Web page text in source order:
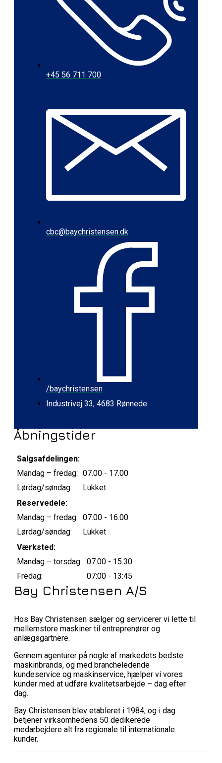
+45 56 711 700
cbc@baychristensen.dk
/baychristensen
Industrivej 33, 4683 Rønnede
Åbningstider
Salgsafdelingen:
Mandag – fredag: 07.00 - 17.00
Lørdag/søndag:
Lukket
Reservedele:
Mandag – fredag: 07.00 - 16.00
Lørdag/søndag:
Lukket
Værksted:
Mandag – torsdag: 07.00 - 15.30
Fredag:
07:00 - 13:45
Bay Christensen A/S
Hos Bay Christensen sælger og servicerer vi lette til
mellemstore maskiner til entreprenører og
anlægsgartnere.
Gennem agenturer på nogle af markedets bedste
maskinbrands, og med brancheledende
kundeservice og maskinservice, hjælper vi vores
kunder med at udføre kvalitetsarbejde – dag efter
dag.
Bay Christensen blev etableret i 1984, og i dag
betjener virksomhedens 50 dedikerede
medarbejdere alt fra regionale til internationale
kunder.